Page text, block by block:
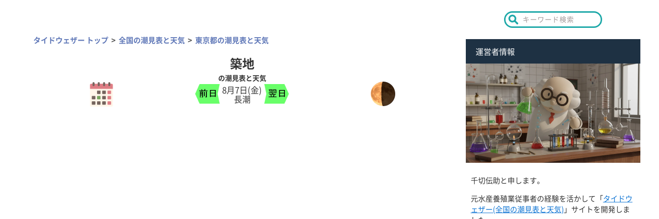
タイドウェザー トップ 全国の潮見表と天気 東京都の潮見表と天気
築地
の潮見表と天気
8月7日(金)
長潮
運営者情報
千切伝助と申します。
元水産養殖業従事者の経験を活かして「タイドウ
ェザー(全国の潮見表と天気)」サイトを開発しま